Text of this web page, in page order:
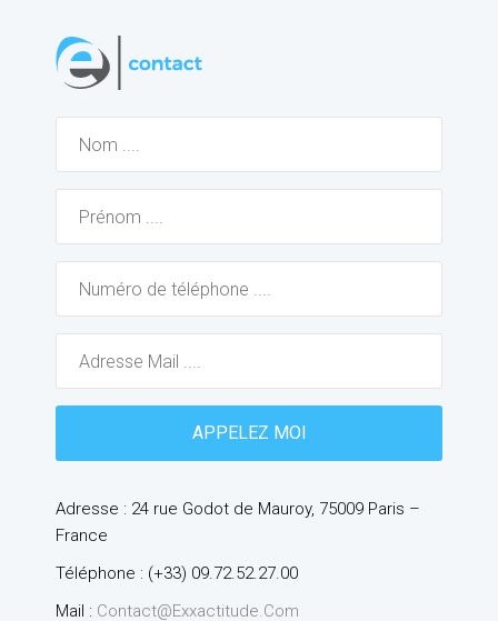
Adresse : 24 rue Godot de Mauroy, 75009 Paris –
France
Téléphone : (+33) 09.72.52.27.00
Mail : Contact@exxactitude.com